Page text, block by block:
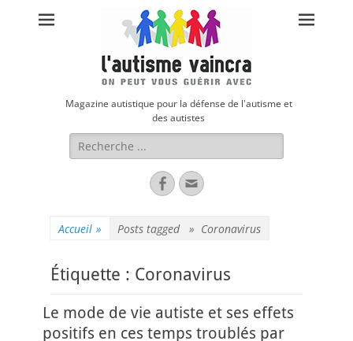
Magazine autistique pour la défense de l'autisme et
des autistes
Rechercher :
FacebookAdresse
de
Accueil » Posts tagged » Coronavirus
Étiquette : Coronavirus
Le mode de vie autiste et ses effets
positifs en ces temps troublés par